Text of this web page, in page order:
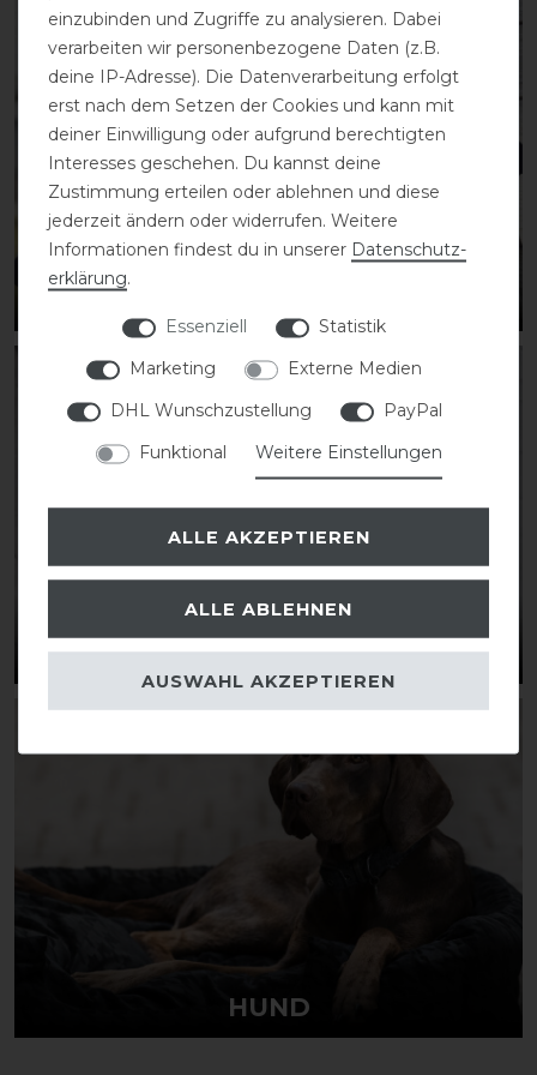
PFERD
HUND
einzubinden und Zugriffe zu analysieren. Dabei
verarbeiten wir personenbezogene Daten (z.B.
deine IP-Adresse). Die Datenverarbeitung erfolgt
erst nach dem Setzen der Cookies und kann mit
deiner Einwilligung oder aufgrund berechtigten
Interesses geschehen. Du kannst deine
Zustimmung erteilen oder ablehnen und diese
jederzeit ändern oder widerrufen. Weitere
Informationen findest du in unserer Daten­schutz­
erklärung.
Essenziell
Statistik
Marketing
Externe Medien
DHL Wunschzustellung
PayPal
Funktional
Weitere Einstellungen
ALLE AKZEPTIEREN
ALLE ABLEHNEN
AUSWAHL AKZEPTIEREN